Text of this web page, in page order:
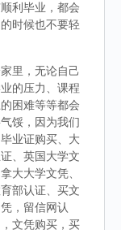
利毕业，都会
时候也不要轻
里，无论自己
的压力、课程
困难等等都会
馁，因为我们
业证购买、大
、英国大学文
大大学文凭、
部认证、买文
，留信网认
文凭购买，买